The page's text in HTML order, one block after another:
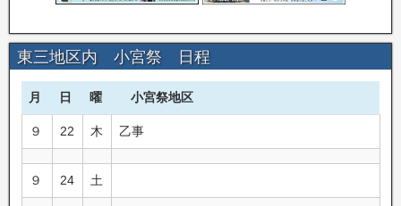
東三地区内 小宮祭 日程
月 日 曜 小宮祭地区
９ 22 木 乙事
９ 24 土